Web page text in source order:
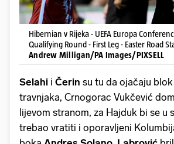
Hibernian v Rijeka - UEFA Europa
Qualifying Round - First Leg - Easter Road
Andrew Milligan/PA Images/PIXSELL
Selahi i Čerin su tu da ojačaju
travnjaka, Crnogorac Vukčević
lijevom stranom, za Hajduk bi se u
trebao vratiti i oporavljeni